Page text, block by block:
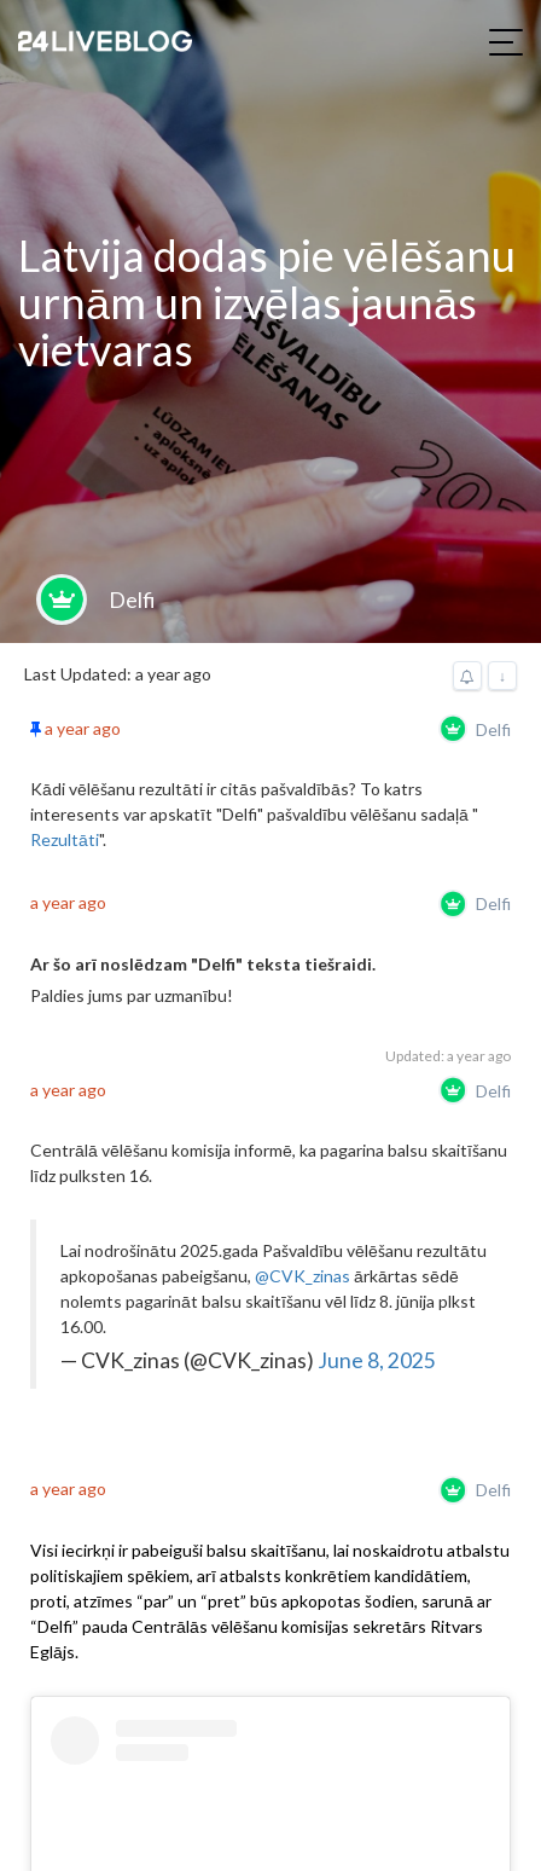
Latvija dodas pie vēlēšanu
urnām un izvēlas jaunās
vietvaras
Delfi
Last Updated: a year ago ↓
a year ago Delfi
Kādi vēlēšanu rezultāti ir citās pašvaldībās? To katrs
interesents var apskatīt "Delfi" pašvaldību vēlēšanu sadaļā "
Rezultāti".
a year ago Delfi
Ar šo arī noslēdzam "Delfi" teksta tiešraidi.
Paldies jums par uzmanību!
Updated: a year ago
a year ago Delfi
Centrālā vēlēšanu komisija informē, ka pagarina balsu skaitīšanu
līdz pulksten 16.
Lai nodrošinātu 2025.gada Pašvaldību vēlēšanu rezultātu
apkopošanas pabeigšanu, @CVK_zinas ārkārtas sēdē
nolemts pagarināt balsu skaitīšanu vēl līdz 8. jūnija plkst
16.00.
— CVK_zinas (@CVK_zinas) June 8, 2025
a year ago Delfi
Visi iecirkņi ir pabeiguši balsu skaitīšanu, lai noskaidrotu atbalstu
politiskajiem spēkiem, arī atbalsts konkrētiem kandidātiem,
proti, atzīmes “par” un “pret” būs apkopotas šodien, sarunā ar
“Delfi” pauda Centrālās vēlēšanu komisijas sekretārs Ritvars
Eglājs.